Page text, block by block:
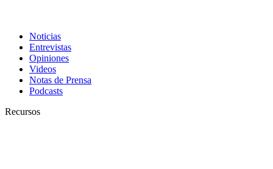
Noticias
Entrevistas
Opiniones
Videos
Notas de Prensa
Podcasts
Recursos